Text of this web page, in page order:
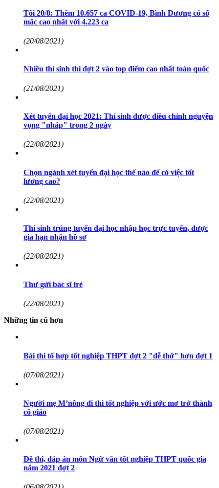
Tối 20/8: Thêm 10.657 ca COVID-19, Bình Dương có số
mắc cao nhất với 4.223 ca
(20/08/2021)
Nhiều thí sinh thi đợt 2 vào top điểm cao nhất toàn quốc
(21/08/2021)
Xét tuyển đại học 2021: Thí sinh được điều chỉnh nguyện
vọng "nháp" trong 2 ngày
(22/08/2021)
Chọn ngành xét tuyển đại học thế nào để có việc tốt
lương cao?
(22/08/2021)
Thí sinh trúng tuyển đại học nhập học trực tuyến, được
gia hạn nhận hồ sơ
(22/08/2021)
Thư gửi bác sĩ trẻ
(22/08/2021)
Những tin cũ hơn
Bài thi tổ hợp tốt nghiệp THPT đợt 2 "dễ thở" hơn đợt 1
(07/08/2021)
Người mẹ M’nông đi thi tốt nghiệp với ước mơ trở thành
cô giáo
(07/08/2021)
Đề thi, đáp án môn Ngữ văn tốt nghiệp THPT quốc gia
năm 2021 đợt 2